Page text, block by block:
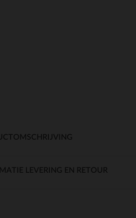
LEVERING EN RETOUR